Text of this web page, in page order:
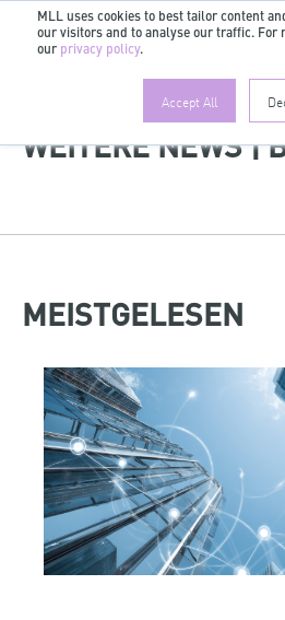
MLL uses cookies to best tailor content
our visitors and to analyse our traffic. For
our privacy policy.
Accept All
WEITERE NEWS |
MEISTGELESEN